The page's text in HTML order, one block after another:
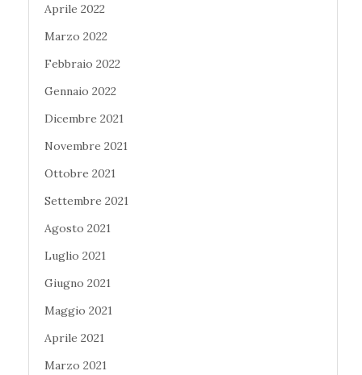
Aprile 2022
Marzo 2022
Febbraio 2022
Gennaio 2022
Dicembre 2021
Novembre 2021
Ottobre 2021
Settembre 2021
Agosto 2021
Luglio 2021
Giugno 2021
Maggio 2021
Aprile 2021
Marzo 2021